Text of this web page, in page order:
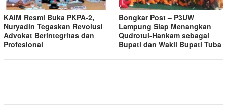
KAIM Resmi Buka PKPA-2,
Nuryadin Tegaskan Revolusi
Advokat Berintegritas dan
Profesional
Bongkar Post – P3UW
Lampung Siap Menangkan
Qudrotul-Hankam sebagai
Bupati dan Wakil Bupati Tuba